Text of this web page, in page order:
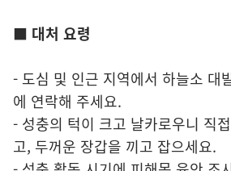
■ 대처 요령
- 도심 및 인근 지역에서 하늘소 대
에 연락해 주세요.
- 성충의 턱이 크고 날카로우니 직
고, 두꺼운 장갑을 끼고 잡으세요.